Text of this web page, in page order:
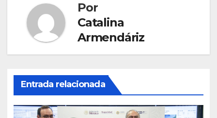
Por
Catalina
Armendáriz
Entrada relacionada